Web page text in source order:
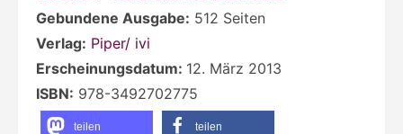
Gebundene Ausgabe: 512 Seiten
Verlag: Piper/ ivi
Erscheinungsdatum: 12. März 2013
ISBN: 978-3492702775
teilen teilen